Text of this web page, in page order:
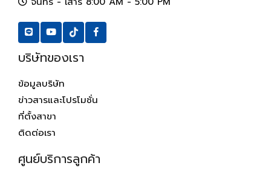
บริษัทของเรา
ข้อมูลบริษัท
ข่าวสารและโปรโมชั่น
ที่ตั้งสาขา
ติดต่อเรา
ศูนย์บริการลูกค้า